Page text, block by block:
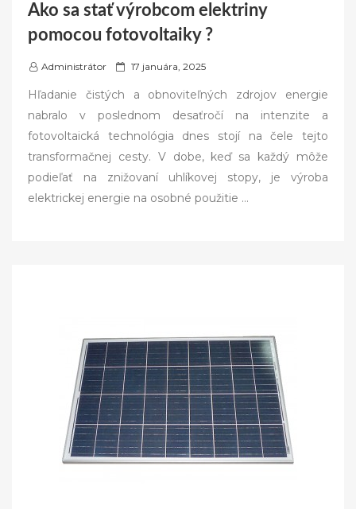
Ako sa stať výrobcom elektriny
pomocou fotovoltaiky ?
Administrátor
P
t
e
d
o
n
17 januára, 2025
Hľadanie čistých a obnoviteľných zdrojov energie
nabralo v poslednom desaťročí na intenzite a
fotovoltaická technológia dnes stojí na čele tejto
transformačnej cesty. V dobe, keď sa každý môže
podieľať na znižovaní uhlíkovej stopy, je výroba
elektrickej energie na osobné použitie …